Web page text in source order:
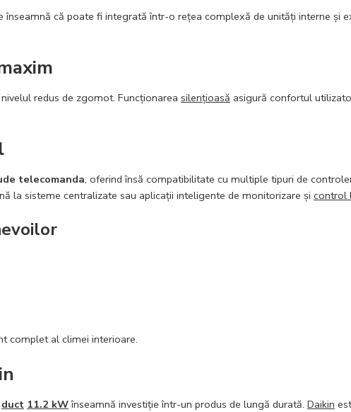
înseamnă că poate fi integrată într-o rețea complexă de unități interne și
redus de zgomot. Funcționarea silențioasă asigură confortul
telecomanda, oferind însă compatibilitate cu multiple tipuri de
la sisteme centralizate sau aplicații inteligente de monitorizare și control
complet al climei interioare.
duct 11.2 kWînseamnă investiție într-un produs de lungă durată. Daikin